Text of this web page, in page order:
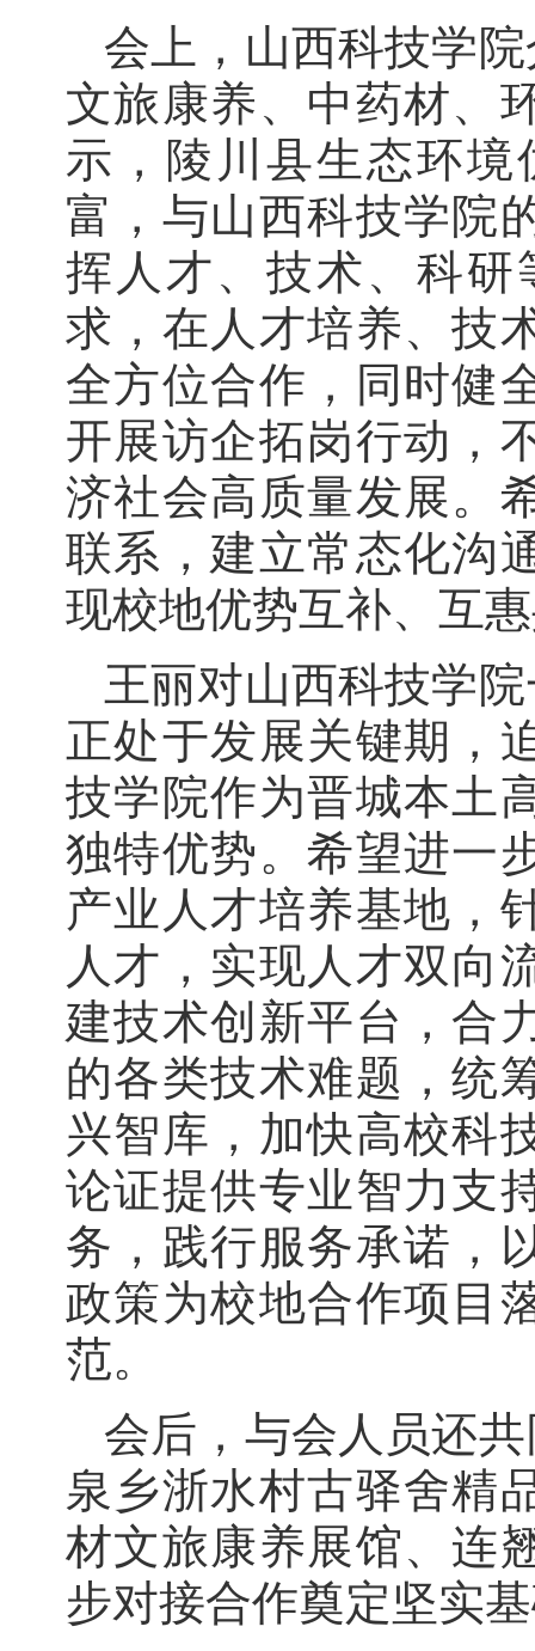
会上，山西科技学
文旅康养、中药材、
示，陵川县生态环
富，与山西科技学院
挥人才、技术、科
求，在人才培养、技
全方位合作，同时健
开展访企拓岗行动，
济社会高质量发展。
联系，建立常态化沟
现校地优势互补、互
王丽对山西科技学
正处于发展关键期，
技学院作为晋城本土
独特优势。希望进一
产业人才培养基地，
人才，实现人才双向
建技术创新平台，合
的各类技术难题，统
兴智库，加快高校科
论证提供专业智力支
务，践行服务承诺，
政策为校地合作项目
范。
会后，与会人员还
泉乡浙水村古驿舍精
材文旅康养展馆、连
步对接合作奠定坚实